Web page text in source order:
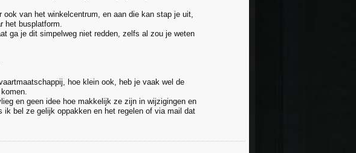
van het winkelcentrum, en aan die kan stap je uit,
het busplatform.
ga je dit simpelweg niet redden, zelfs al zou je weten
hoe klein ook, heb je vaak wel de
en geen idee hoe makkelijk ze zijn in wijzigingen en
bel ze gelijk oppakken en het regelen of via mail dat